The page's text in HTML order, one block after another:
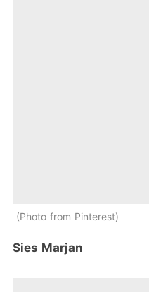
Photo from Pinterest
Sies Marjan